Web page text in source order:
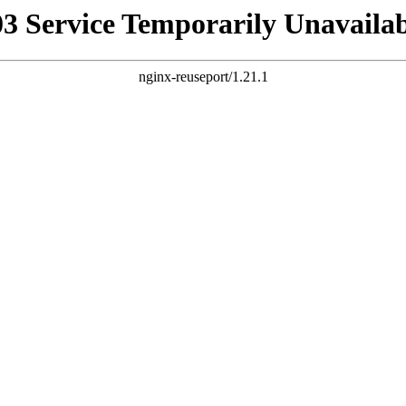
Service Temporarily
nginx-reuseport/1.21.1